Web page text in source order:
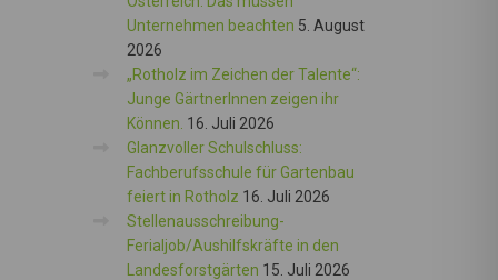
Unternehmen beachten 5. August
2026
„Rotholz im Zeichen der Talente“:
Junge GärtnerInnen zeigen ihr
Können. 16. Juli 2026
Glanzvoller Schulschluss:
Fachberufsschule für Gartenbau
feiert in Rotholz 16. Juli 2026
Stellenausschreibung-
Ferialjob/Aushilfskräfte in den
Landesforstgärten 15. Juli 2026